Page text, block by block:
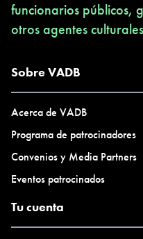
funcionarios públicos,
otros agentes
Sobre VADB
Acerca de VADB
Programa de patrocinadores
Convenios y Media Partners
Eventos patrocinados
Tu cuenta